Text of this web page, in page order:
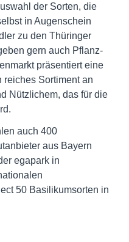
der Sorten, die
in Augenschein
zu den Thüringer
gern auch Pflanz-
präsentiert eine
Sortiment an
Nützlichem, das für die
auch 400
aus Bayern
egapark in
50 Basilikumsorten in